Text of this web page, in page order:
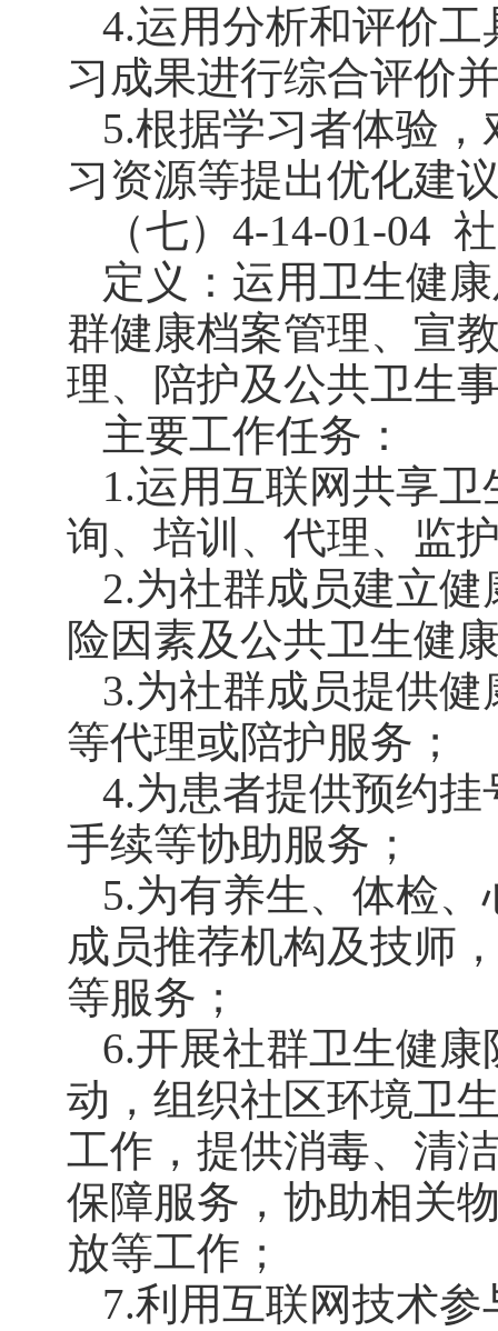
4.运用分析和评价
习成果进行综合评价
5.根据学习者体验
习资源等提出优化建
（七）4-14-01-04
定义：运用卫生健
群健康档案管理、宣
理、陪护及公共卫生
主要工作任务：
1.运用互联网共享
询、培训、代理、监
2.为社群成员建立
险因素及公共卫生健
3.为社群成员提供
等代理或陪护服务；
4.为患者提供预约
手续等协助服务；
5.为有养生、体检
成员推荐机构及技师
等服务；
6.开展社群卫生健
动，组织社区环境卫
工作，提供消毒、清
保障服务，协助相关
放等工作；
7.利用互联网技术